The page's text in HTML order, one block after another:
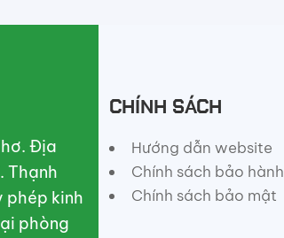
Địa
Thạnh
phép kinh
phòng
CHÍNH SÁCH
Hướng dẫn website
Chính sách bảo hành
Chính sách bảo mật